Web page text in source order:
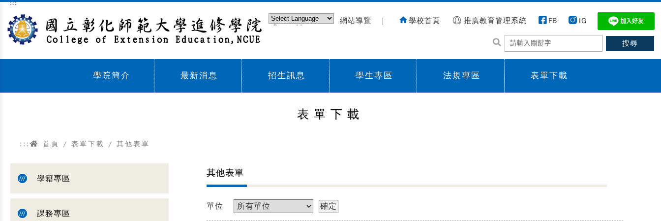
跳到主要內容區塊
:::
Powered by
網站導覽 ｜ 學校首頁 推廣教育管理系統 FB IG
學院簡介 最新消息 招生訊息 學生專區 法規專區 表單下載
表單下載
::: 首頁 / 表單下載 / 其他表單
學籍專區
課務專區
其他表單
單位